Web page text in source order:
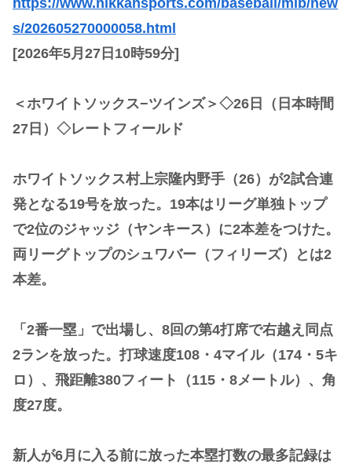
s/202605270000058.html
[2026年5月27日10時59分]
＜ホワイトソックス−ツインズ＞◇26日（日本時間
27日）◇レートフィールド
ホワイトソックス村上宗隆内野手（26）が2試合連
発となる19号を放った。19本はリーグ単独トップ
で2位のジャッジ（ヤンキース）に2本差をつけた。
両リーグトップのシュワバー（フィリーズ）とは2
本差。
「2番一塁」で出場し、8回の第4打席で右越え同点
2ランを放った。打球速度108・4マイル（174・5キ
ロ）、飛距離380フィート（115・8メートル）、角
度27度。
新人が6月に入る前に放った本塁打数の最多記録は